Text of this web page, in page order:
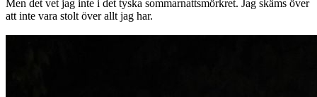
Men det vet jag inte i det tyska sommarnattsmörkret. Jag skäms över
att inte vara stolt över allt jag har.